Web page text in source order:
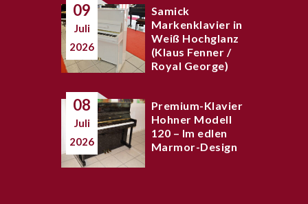
09
Juli
2026
Samick
Markenklavier in
Weiß Hochglanz
(Klaus Fenner /
Royal George)
08
Juli
2026
Premium-Klavier
Hohner Modell
120 – Im edlen
Marmor-Design